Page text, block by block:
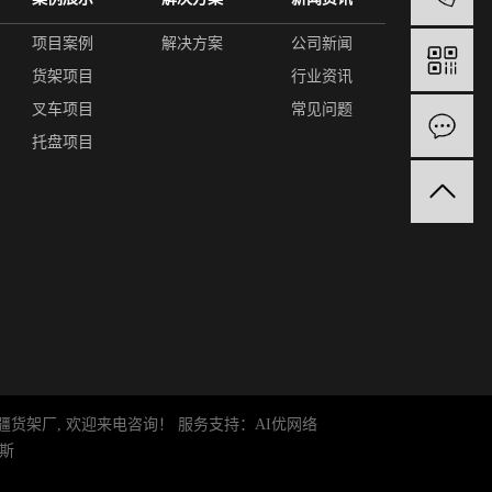
项目案例
货架项目
叉车项目
托盘项目
解决方案
公司新闻
行业资讯
常见问题
货架厂 , 欢迎来电咨询！ 服务支持： AI优网络